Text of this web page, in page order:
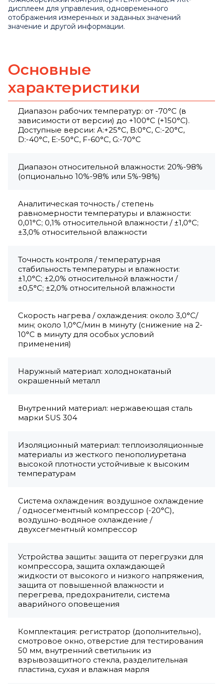
дисплеем для управления, одновременного
отображения измеренных и заданных значений
значение и другой информации.
Основные
характеристики
Диапазон рабочих температур: от -70°C (в
зависимости от версии) до +100°C (+150°C).
Доступные версии: A:+25°C, B:0°C, C:-20°C,
D:-40°C, E:-50°C, F-60°C, G:-70°C
Диапазон относительной влажности: 20%-98%
(опционально 10%-98% или 5%-98%)
Аналитическая точность / степень
равномерности температуры и влажности:
0,01°С; 0,1% относительной влажности / ±1,0°C;
±3,0% относительной влажности
Точность контроля / температурная
стабильность температуры и влажности:
±1,0°С; ±2,0% относительной влажности /
±0,5°C; ±2,0% относительной влажности
Скорость нагрева / охлаждения: около 3,0°С/
мин; около 1,0°C/мин в минуту (снижение на 2-
10°C в минуту для особых условий
применения)
Наружный материал: холоднокатаный
окрашенный металл
Внутренний материал: нержавеющая сталь
марки SUS 304
Изоляционный материал: теплоизоляционные
материалы из жесткого пенополиуретана
высокой плотности устойчивые к высоким
температурам
Система охлаждения: воздушное охлаждение
/ односегментный компрессор (-20°C),
воздушно-водяное охлаждение /
двухсегментный компрессор
Устройства защиты: защита от перегрузки для
компрессора, защита охлаждающей
жидкости от высокого и низкого напряжения,
защита от повышенной влажности и
перегрева, предохранители, система
аварийного оповещения
Комплектация: регистратор (дополнительно),
смотровое окно, отверстие для тестирования
50 мм, внутренний светильник из
взрывозащитного стекла, разделительная
пластина, сухая и влажная марля